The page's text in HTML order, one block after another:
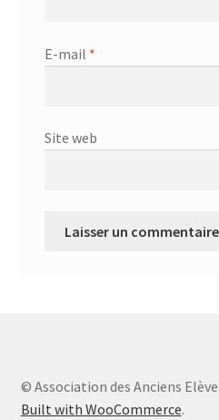
E-mail *
Site web
© Association des Anciens
Built with WooCommerce.